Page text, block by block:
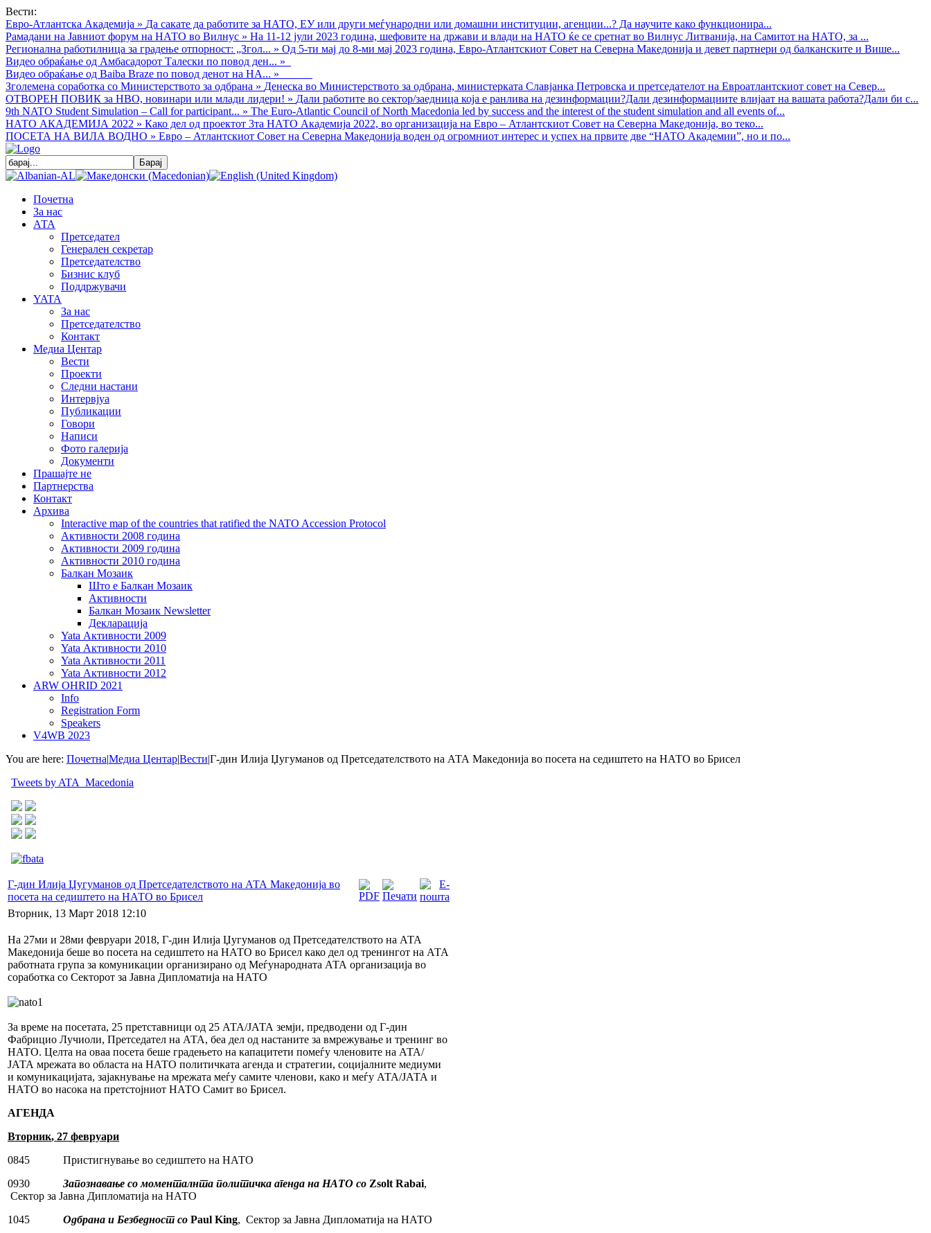
Вести:
Евро-Атлантска Академија » Да сакате да работите за НАТО, ЕУ или други меѓународни или домашни институции, агенции...? Да научите како функционира...
Рамадани на Јавниот форум на НАТО во Вилнус » На 11-12 јули 2023 година, шефовите на држави и влади на НАТО ќе се сретнат во Вилнус Литванија, на Самитот на НАТО, за ...
Регионална работилница за градење отпорност: „Згол... » Од 5-ти мај до 8-ми мај 2023 година, Евро-Атлантскиот Совет на Северна Македонија и девет партнери од балканските и Више...
Видео обраќањe од Амбасадорот Талески по повод ден... »
Видео обраќање од Baiba Braze по повод денот на НА... »
Зголемена соработка со Министерството за одбрана » Денеска во Министерството за одбрана, министерката Славјанка Петровска и претседателот на Евроатлантскиот совет на Север...
ОТВОРЕН ПОВИК за НВО, новинари или млади лидери! » Дали работите во сектор/заедница која е ранлива на дезинформации?Дали дезинформациите влијаат на вашата работа?Дали би с...
9th NATO Student Simulation – Call for participant... » The Euro-Atlantic Council of North Macedonia led by success and the interest of the student simulation and all events of...
НАТО АКАДЕМИЈА 2022 » Како дел од проектот 3та НАТО Академија 2022, во организација на Евро – Атлантскиот Совет на Северна Македонија, во теко...
ПОСЕТА НА ВИЛА ВОДНО » Евро – Атлантскиот Совет на Северна Македонија воден од огромниот интерес и успех на првите две “НАТО Академии”, но и по...
Почетна
За нас
АТА
Претседател
Генерален секретар
Претседателство
Бизнис клуб
Поддржувачи
YATA
За нас
Претседателство
Контакт
Медиа Центар
Вести
Проекти
Следни настани
Интервјуа
Публикации
Говори
Написи
Фото галерија
Документи
Прашајте не
Партнерства
Контакт
Архива
Interactive map of the countries that ratified the NATO Accession Protocol
Активности 2008 година
Активности 2009 година
Активности 2010 година
Балкан Мозаик
Што е Балкан Мозаик
Активности
Балкан Мозаик Newsletter
Декларација
Yata Активности 2009
Yata Активности 2010
Yata Активности 2011
Yata Активности 2012
ARW OHRID 2021
Info
Registration Form
Speakers
V4WB 2023
You are here: Почетна|Медиа Центар|Вести|Г-дин Илија Џугуманов од Претседателството на АТА Македонија во посета на седиштето на НАТО во Брисел
Tweets by ATA_Macedonia
Г-дин Илија Џугуманов од Претседателството на АТА Македонија во
посета на седиштето на НАТО во Брисел
Вторник, 13 Март 2018 12:10
На 27ми и 28ми февруари 2018, Г-дин Илија Џугуманов од Претседателството на АТА
Македонија беше во посета на седиштето на НАТО во Брисел како дел од тренингот на АТА
работната група за комуникации организирано од Меѓународната АТА организација во
соработка со Секторот за Јавна Дипломатија на НАТО
За време на посетата, 25 претставници од 25 АТА/ЈАТА земји, предводени од Г-дин
Фабрицио Лучиоли, Претседател на АТА, беа дел од настаните за вмрежување и тренинг во
НАТО. Целта на оваа посета беше градењето на капацитети помеѓу членовите на АТА/
ЈАТА мрежата во областа на НАТО политичката агенда и стратегии, социјалните медиуми
и комуникацијата, зајакнување на мрежата меѓу самите членови, како и меѓу АТА/ЈАТА и
НАТО во насока на претстојниот НАТО Самит во Брисел.
АГЕНДА
Вторник, 27 февруари
0845 Пристигнување во седиштето на НАТО
0930 Запознавање со моменталнта политичка агенда на НАТО со Zsolt Rabai,
Сектор за Јавна Дипломатија на НАТО
1045 Одбрана и Безбедност со Paul King, Сектор за Јавна Дипломатија на НАТО